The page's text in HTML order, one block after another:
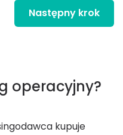
Następny krok
operacyjny?
kupuje